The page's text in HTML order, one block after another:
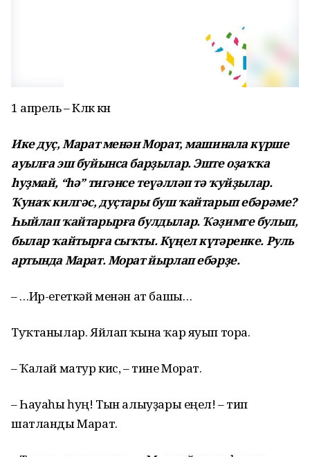
1 апрель – Көлкө көнө
Ике дуҫ, Марат менән Морат, машинала күрше
ауылға эш буйынса барҙылар. Эште оҙаҡҡа
һуҙмай, “һә” тигәнсе теүәлләп тә ҡуйҙылар.
Ҡунаҡ килгәс, дуҫтары буш ҡайтарып ебәрәме?
Һыйлап ҡайтарырға булдылар. Ҡәҙимге булып,
былар ҡайтырға сыҡты. Күңел күтәренке. Руль
артында Марат. Морат йырлап ебәрҙе.
– …Ир-егеткәй менән ат башы…
Туҡтанылар. Яйлап ҡына ҡар яуып тора.
– Ҡалай матур кис, – тине Морат.
– Һауаһы һуң! Тын алыуҙары еңел! – тип
шатланды Марат.